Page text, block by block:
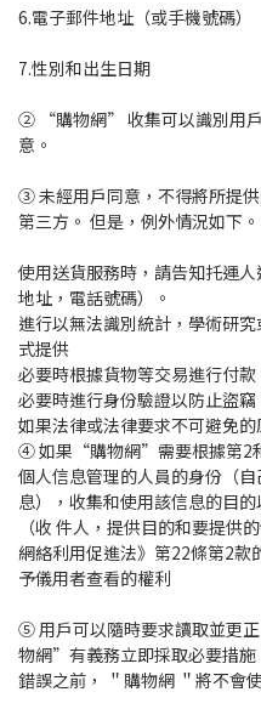
6.電子郵件地址（或手機號碼）
7.性別和出生日期
② “購物網” 收集可以識別用
意。
③ 未經用戶同意，不得將所提
第三方。 但是，例外情況如下。
使用送貨服務時，請告知托運
地址，電話號碼）。
進行以無法識別統計，學術研
式提供
必要時根據貨物等交易進行付款
必要時進行身份驗證以防止盜竊
如果法律或法律要求不可避免的
④ 如果“購物網”需要根據第2
個人信息管理的人員的身份（
息），收集和使用該信息的目
（收 件人，提供目的和要提供
網絡利用促進法》第22條第2款
予儀用者查看的權利
⑤ 用戶可以隨時要求讀取並更
物網”有義務立即採取必要措
錯誤之前， ＂購物網 ＂將不會